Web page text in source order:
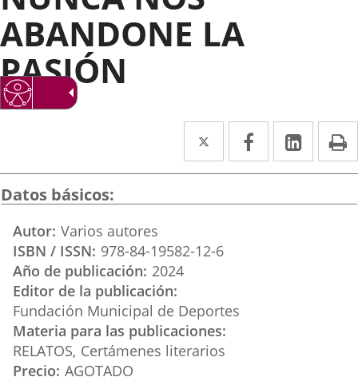
ABANDONE LA
PASIÓN
Twitter
Enlace
a
externa.
Facebook
Enlace
a
Enlace
a
Datos básicos
Autor Varios autores
ISBN / ISSN 978-84-19582-12-6
Año de publicación 2024
Editor de la publicación
Fundación Municipal de Deportes
Materia para las publicaciones
RELATOS Certámenes literarios
Precio AGOTADO